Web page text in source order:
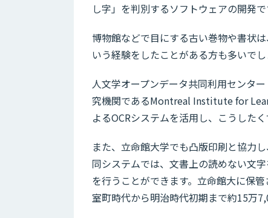
し字」を判別するソフトウェアの開発で
博物館などで目にする古い巻物や書状
いう経験をしたことがある方も多いでし
人文学オープンデータ共同利用センタ
究機関であるMontreal Institute for
よるOCRシステムを活用し、こうした
また、立命館大学でも凸版印刷と協力
同システムでは、文書上の読めない文
を行うことができます。立命館大に保
室町時代から明治時代初期まで約15万